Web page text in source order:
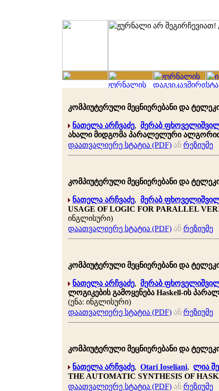
კომპიუტერული მეცნიერებანი და
ნათელა არჩვაძე, მერაბ
ახალი მიდგომა პარალელური
დაათვალიერე სტატია (PDF) ან რეზიუმე
კომპიუტერული მეცნიერებანი და
ნათელა არჩვაძე, მერაბ
USAGE OF LOGIC FOR PARALLEL
ინგლისური)
დაათვალიერე სტატია (PDF) ან რეზიუმე
კომპიუტერული მეცნიერებანი და
ნათელა არჩვაძე, მერაბ
ლოგიკების გამოყენება Haskell-ის
(ენა: ინგლისური)
დაათვალიერე სტატია (PDF) ან რეზიუმე
კომპიუტერული მეცნიერებანი და
ნათელა არჩვაძე, Otari Ioseliani, ლია
THE AUTOMATIC SYNTHESIS OF
დაათვალიერე სტატია (PDF) ან რეზიუმე